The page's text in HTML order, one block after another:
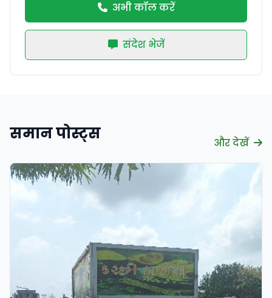
अभी कॉल करें
संदेश भेजें
समान पोस्ट्स और देखें